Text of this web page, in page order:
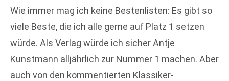
Wie immer mag ich keine Bestenlisten: Es gibt so
viele Beste, die ich alle gerne auf Platz 1 setzen
würde. Als Verlag würde ich sicher Antje
Kunstmann alljährlich zur Nummer 1 machen. Aber
auch von den kommentierten Klassiker-